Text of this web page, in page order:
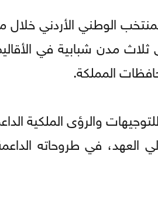
الوطني الأردني خلال
مدن شبابية في الأقاليم
والرؤى الملكية
العهد، في طروحاته